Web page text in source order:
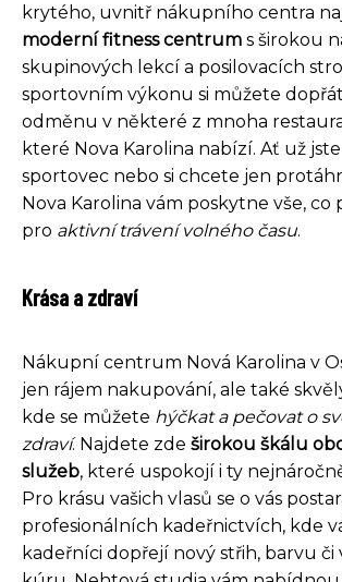
krytého, uvnitř nákupního centra
moderní fitness centrum s širokou
skupinových lekcí a posilovacích
sportovním výkonu si můžete
odměnu v některé z mnoha
které Nova Karolina nabízí. Ať už
sportovec nebo si chcete jen
Nova Karolina vám poskytne vše,
pro aktivní trávení volného času.
Krása a zdraví
Nákupní centrum Nová Karolina v
jen rájem nakupování, ale také
kde se můžete hýčkat a pečovat o
zdraví. Najdete zde širokou škálu
služeb, které uspokojí i ty
Pro krásu vašich vlasů se o vás
profesionálních kadeřnictvích, kde
kadeřníci dopřejí nový střih, barvu či